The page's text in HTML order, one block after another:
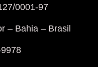
0001-97
– Bahia – Brasil